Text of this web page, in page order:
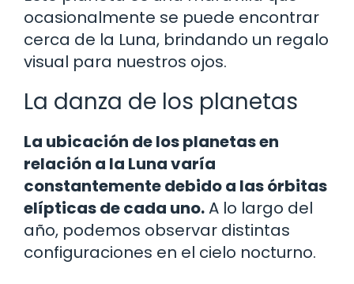
ocasionalmente se puede encontrar
cerca de la Luna, brindando un regalo
visual para nuestros ojos.
La danza de los planetas
La ubicación de los planetas en
relación a la Luna varía
constantemente debido a las órbitas
elípticas de cada uno.A lo largo del
año, podemos observar distintas
configuraciones en el cielo nocturno.